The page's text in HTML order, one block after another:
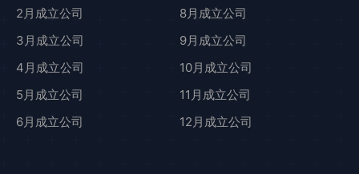
2月成立公司
3月成立公司
4月成立公司
5月成立公司
6月成立公司
8月成立公司
9月成立公司
10月成立公司
11月成立公司
12月成立公司